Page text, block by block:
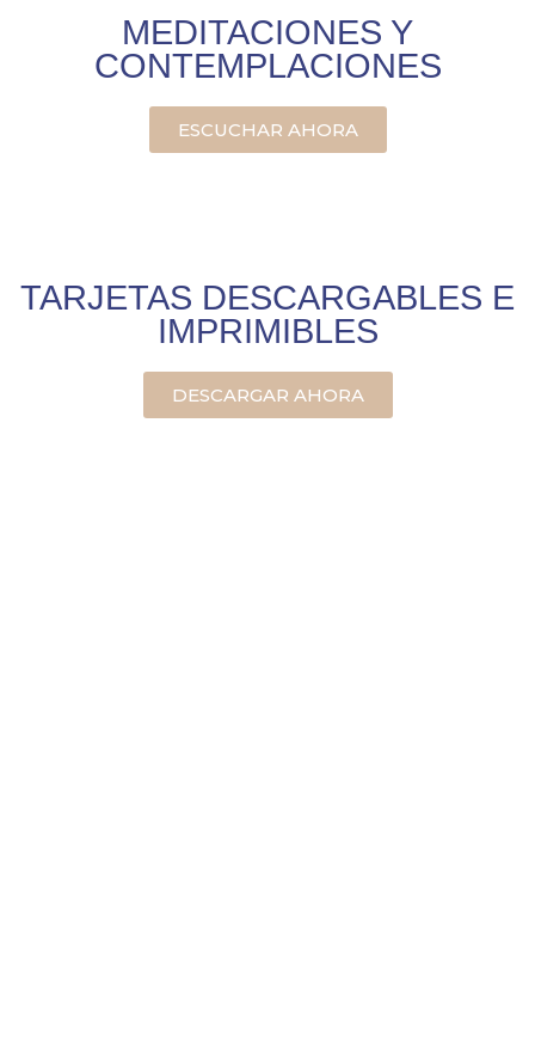
MEDITACIONES Y
CONTEMPLACIONES
ESCUCHAR AHORA
TARJETAS DESCARGABLES E
IMPRIMIBLES
DESCARGAR AHORA